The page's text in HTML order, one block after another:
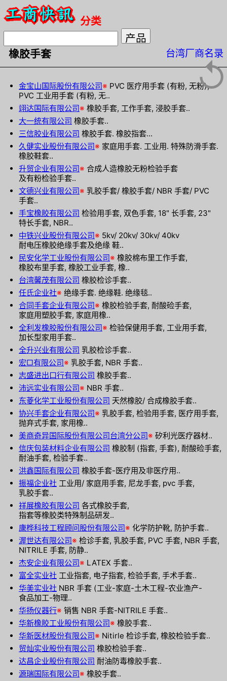
分类
橡胶手套 台湾厂商名录
金宝山国际股份有限公司※ PVC 医疗用手套 (有粉, 无粉),
PVC 工业用手套 (有粉, 无..
翊达国际有限公司※ 橡胶手套, 工作手套, 浸胶手套..
大一统有限公司 橡胶手套..
三信胶业有限公司 橡胶手套. 橡胶指套...
久健实业股份有限公司※ 家庭用手套. 工业用. 特殊防滑手套.
橡胶鞋套..
升贸企业有限公司※ 合成人造橡胶无粉检验手套
及有粉检验手套..
文德兴业有限公司※ 乳胶手套/ 橡胶手套/ NBR 手套/ PVC
手套..
手宝橡胶有限公司 检验用手套, 双色手套, 18" 长手套, 23"
特长手套, NBR..
中铁兴业股份有限公司※ 5kv/ 20kv/ 30kv/ 40kv
耐电压橡胶绝缘手套及绝缘 鞋..
民安化学工业股份有限公司※ 橡胶棉布里工作手套,
橡胶布里手套, 橡胶工业手套, 橡..
台湾馨茂有限公司 橡胶检诊手套..
任氏企业社※ 绝缘手套. 绝缘鞋. 绝缘毯..
合同手套企业有限公司※ 橡胶检验手套, 耐酸硷手套,
家庭用塑胶手套, 家庭用橡..
全利发橡胶股份有限公司※ 检验保健用手套, 工业用手套,
加长型家用手套..
全升兴业有限公司 乳胶检诊手套..
宏□有限公司※ 乳胶手套, NBR 手套..
志盛进出口行有限公司 橡胶手套..
沛远实业有限公司※ NBR 手套..
东菱化学工业股份有限公司 天然橡胶/ 合成橡胶手套..
协兴手套企业有限公司※ 乳胶手套, 检验用手套, 医疗用手套,
抛弃式手套, 家用橡..
美商奇异国际股份有限公司台湾分公司※ 矽利光医疗器材..
信庆包装材料企业有限公司 橡胶制 (指套, 手套), 耐酸硷手套,
耐油手套, 检验手套..
洪鑫国际有限公司 橡胶手套-医疗用及非医疗用..
振福企业社 工业用/ 家庭用手套, 尼龙手套, pvc 手套,
乳胶手套..
祥展橡胶有限公司 各式橡胶手套,
指套等橡胶类特殊制品研发..
康桦科技工程顾问股份有限公司※ 化学防护靴, 防护手套..
渥世达有限公司※ 检诊手套, 乳胶手套, PVC 手套, NBR 手套,
NITRILE 手套, 防静..
杰安企业有限公司※ LATEX 手套..
富全实业社 工业指套, 电子指套, 检验手套, 手术手套..
华美实业社 NBR 手套 (工业-家庭-土木工程-农业渔产-
食品加工-物理..
华扬仪器行※ 销售 NBR 手套-NITRILE 手套..
华新橡胶工业股份有限公司※ 橡胶手套..
华新医材股份有限公司※ Nitirle 检诊手套, 橡胶检验手套..
贸灿实业股份有限公司 橡胶检验手套..
达昌企业股份有限公司 耐油防毒橡胶手套..
源瑞国际有限公司※ 橡胶手套..
↺